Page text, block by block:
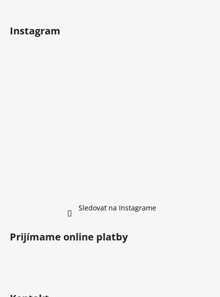
Instagram
Sledovať na Instagrame
Prijímame online platby